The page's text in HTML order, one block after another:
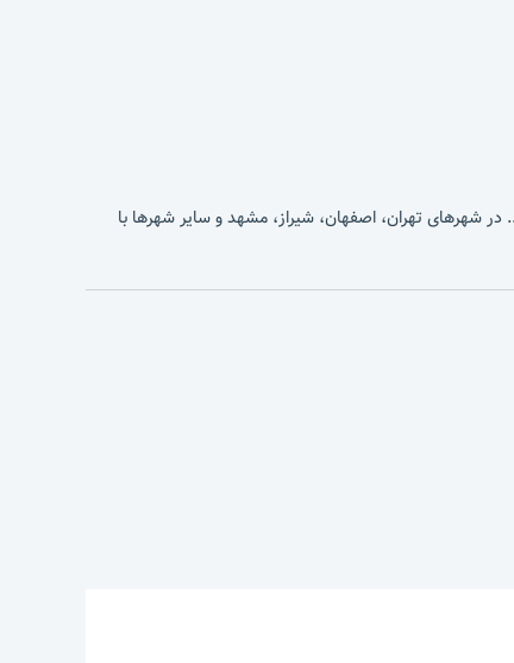
در شهرهای تهران، اصفهان، شیراز، مشهد و سایر شهرها با